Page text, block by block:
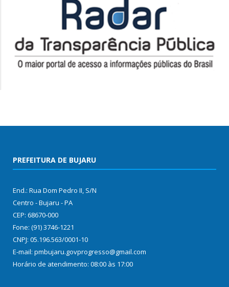
PREFEITURA DE BUJARU
End.: Rua Dom Pedro II, S/N
Centro - Bujaru - PA
CEP: 68670-000
Fone: (91) 3746-1221
CNPJ: 05.196.563/0001-10
E-mail: pmbujaru.govprogresso@gmail.com
Horário de atendimento: 08:00 às 17:00